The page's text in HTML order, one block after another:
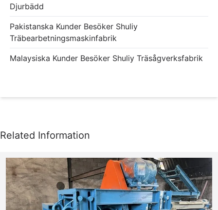
Djurbädd
Pakistanska Kunder Besöker Shuliy
Träbearbetningsmaskinfabrik
Malaysiska Kunder Besöker Shuliy Träsågverksfabrik